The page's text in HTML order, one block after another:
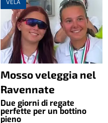
VELA
Mosso veleggia nel
Ravennate
Due giorni di regate
perfette per un bottino
pieno